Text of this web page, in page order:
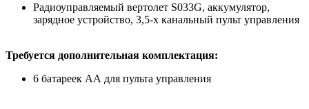
Радиоуправляемый вертолет S033G, аккумулятор,
зарядное устройство, 3,5-х канальный пульт управления
Требуется дополнительная комплектация:
6 батареек АА для пульта управления